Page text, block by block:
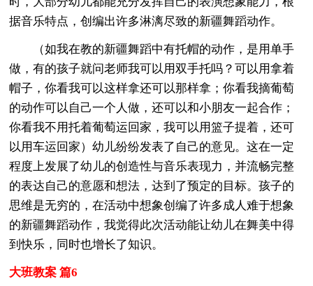
据音乐特点，创编出许多淋漓尽致的新疆舞蹈动作。
（如我在教的新疆舞蹈中有托帽的动作，是用单手
做，有的孩子就问老师我可以用双手托吗？可以用拿着
帽子，你看我可以这样拿还可以那样拿；你看我摘葡萄
的动作可以自己一个人做，还可以和小朋友一起合作；
你看我不用托着葡萄运回家，我可以用篮子提着，还可
以用车运回家）幼儿纷纷发表了自己的意见。这在一定
程度上发展了幼儿的创造性与音乐表现力，并流畅完整
的表达自己的意愿和想法，达到了预定的目标。孩子的
思维是无穷的，在活动中想象创编了许多成人难于想象
的新疆舞蹈动作，我觉得此次活动能让幼儿在舞美中得
到快乐，同时也增长了知识。
大班教案 篇6